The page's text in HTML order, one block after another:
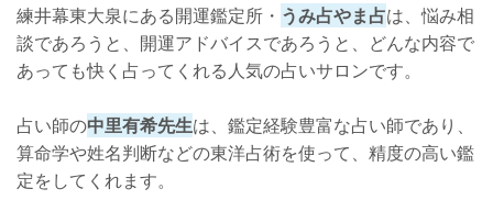
練井幕東大泉にある開運鑑定所・ うみ占やま占は、悩み相
談であろうと、開運アドバイスであろうと、どんな内容で
あっても快く占ってくれる人気の占いサロンです。
占い師の中里有希先生は、鑑定経験豊富な占い師であり、
算命学や姓名判断などの東洋占術を使って、精度の高い鑑
定をしてくれます。